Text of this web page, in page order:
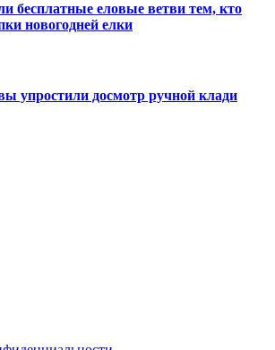
бесплатные еловые ветви тем, кто
новогодней елки
упростили досмотр ручной клади